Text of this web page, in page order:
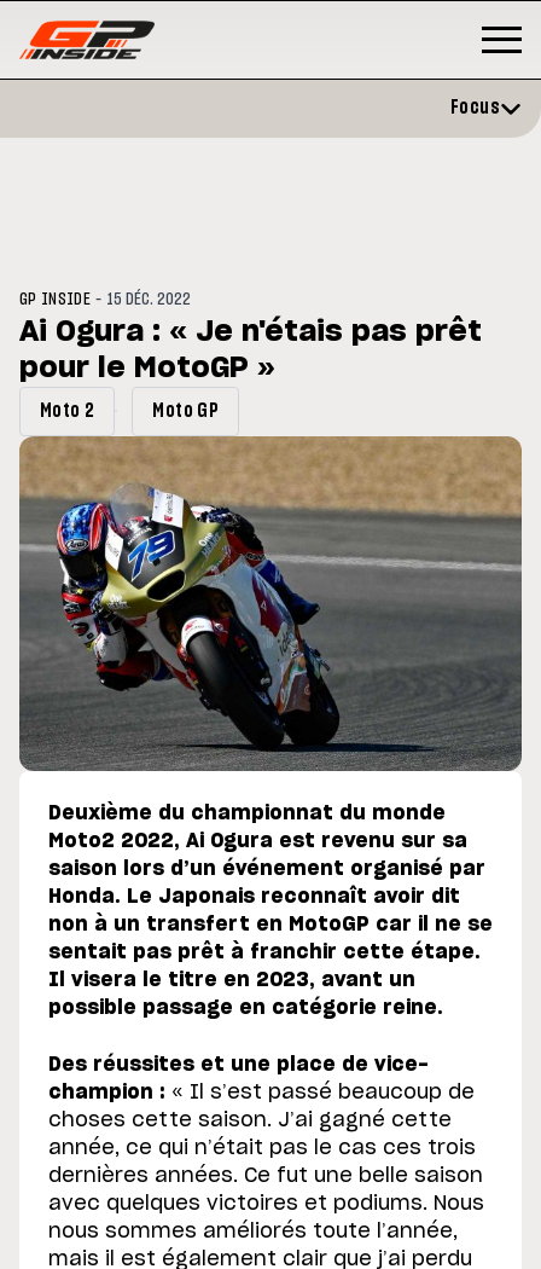
du GP de Grande-
Focus
GP INSIDE - 15 DÉC. 2022
Ai Ogura : « Je n'étais pas prêt
pour le MotoGP »
Moto 2 Moto GP
Deuxième du championnat du monde
Moto2 2022, Ai Ogura est revenu sur sa
saison lors d’un événement organisé par
Honda. Le Japonais reconnaît avoir dit
non à un transfert en MotoGP car il ne se
sentait pas prêt à franchir cette étape.
Il visera le titre en 2023, avant un
possible passage en catégorie reine.
Des réussites et une place de vice-
champion : « Il s’est passé beaucoup de
choses cette saison. J’ai gagné cette
année, ce qui n’était pas le cas ces trois
dernières années. Ce fut une belle saison
avec quelques victoires et podiums. Nous
nous sommes améliorés toute l’année,
mais il est également clair que j’ai perdu